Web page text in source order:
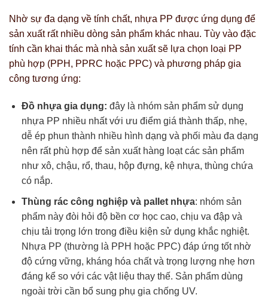
Nhờ sự đa dạng về tính chất, nhựa PP được ứng dụng để
sản xuất rất nhiều dòng sản phẩm khác nhau. Tùy vào đặc
tính cần khai thác mà nhà sản xuất sẽ lựa chọn loại PP
phù hợp (PPH, PPRC hoặc PPC) và phương pháp gia
công tương ứng:
Đồ nhựa gia dụng: đây là nhóm sản phẩm sử dụng
nhựa PP nhiều nhất với ưu điểm giá thành thấp, nhẹ,
dễ ép phun thành nhiều hình dạng và phối màu đa dạng
nên rất phù hợp để sản xuất hàng loạt các sản phẩm
như xô, chậu, rổ, thau, hộp đựng, kệ nhựa, thùng chứa
có nắp.
Thùng rác công nghiệp và pallet nhựa: nhóm sản
phẩm này đòi hỏi độ bền cơ học cao, chịu va đập và
chịu tải trọng lớn trong điều kiện sử dụng khắc nghiệt.
Nhựa PP (thường là PPH hoặc PPC) đáp ứng tốt nhờ
độ cứng vững, kháng hóa chất và trọng lượng nhẹ hơn
đáng kể so với các vật liệu thay thế. Sản phẩm dùng
ngoài trời cần bổ sung phụ gia chống UV.